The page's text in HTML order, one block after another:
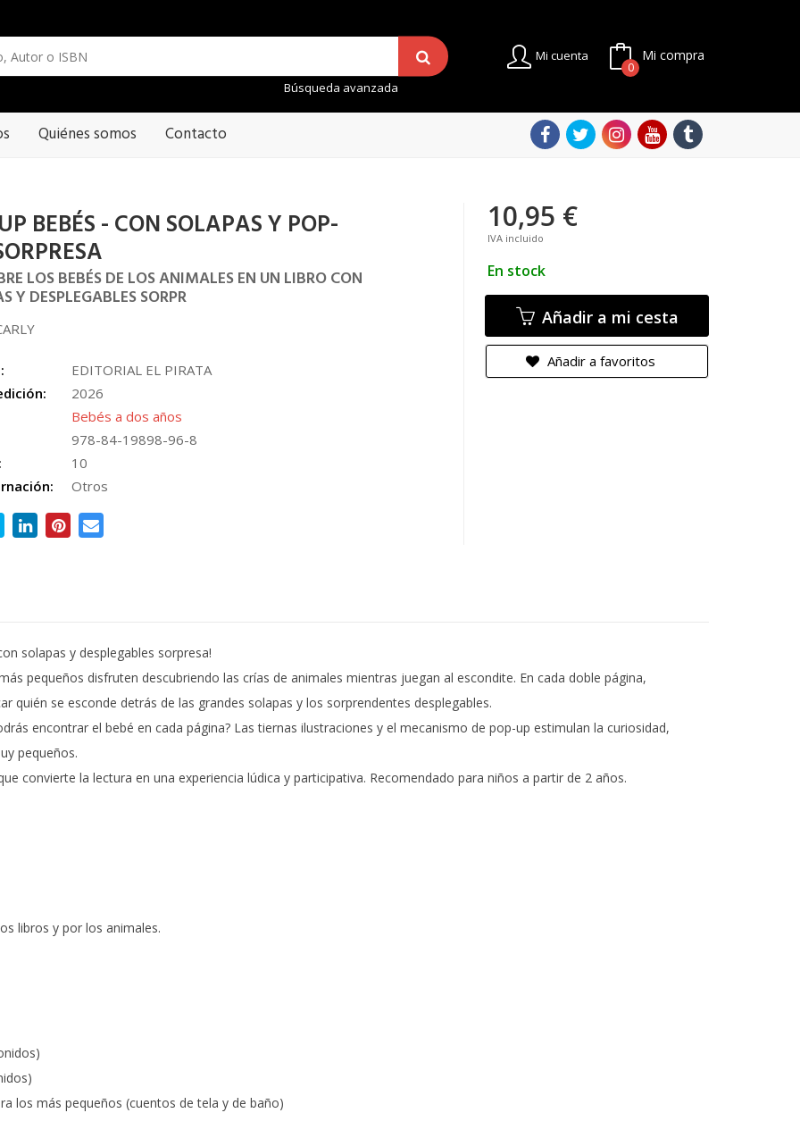
Búsqueda avanzada
Mi cuenta Mi compra
0
Quiénes somos Contacto
BEBÉS - CON SOLAPAS Y POP-
LOS BEBÉS DE LOS ANIMALES EN UN LIBRO CON
Y DESPLEGABLES SORPR
EDITORIAL EL PIRATA
2026
Bebés a dos años
978-84-19898-96-8
10
Otros
10,95 €
IVA incluido
En stock
Añadir a mi cesta
Añadir a favoritos
solapas y desplegables sorpresa!
pequeños disfruten descubriendo las crías de animales mientras juegan al escondite. En cada doble página,
quién se esconde detrás de las grandes solapas y los sorprendentes desplegables.
encontrar el bebé en cada página? Las tiernas ilustraciones y el mecanismo de pop-up estimulan la curiosidad,
pequeños.
convierte la lectura en una experiencia lúdica y participativa. Recomendado para niños a partir de 2 años.
libros y por los animales.
los más pequeños (cuentos de tela y de baño)